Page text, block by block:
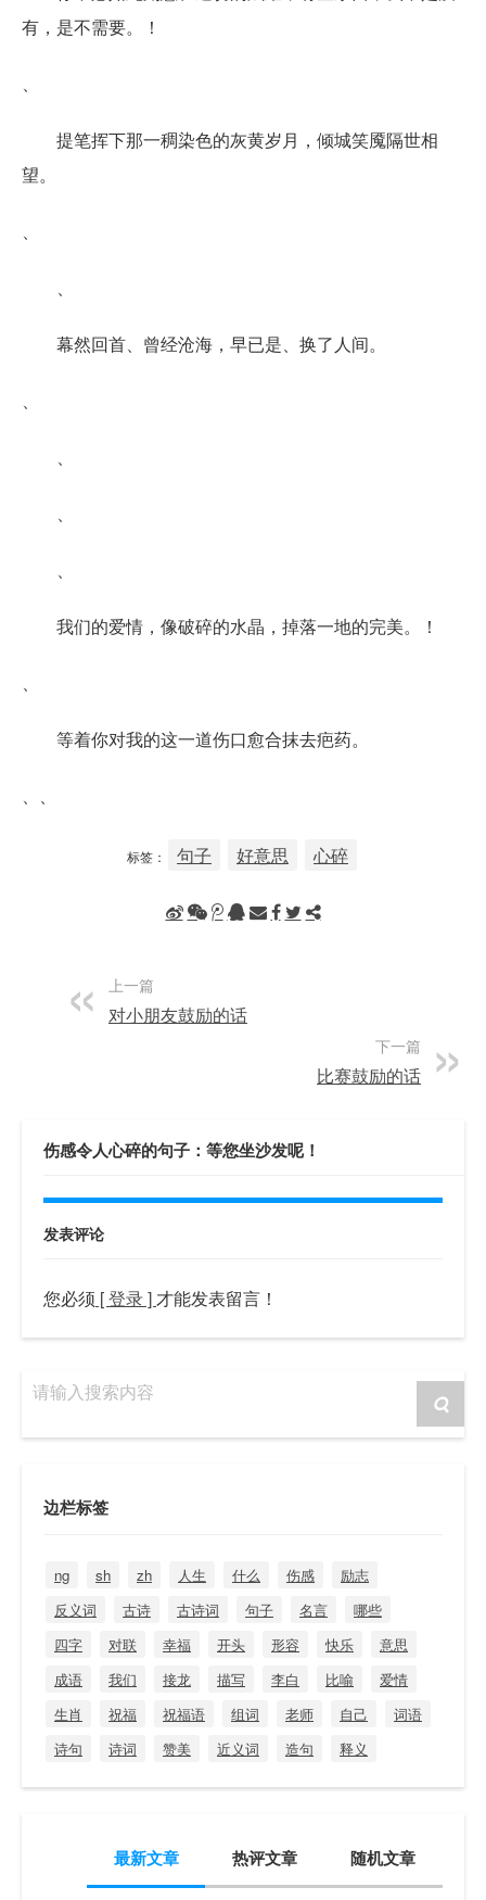
有，是不需要。！
提笔挥下那一稠染色的灰黄岁月，倾城笑魇隔世相
望。
幕然回首、曾经沧海，早已是、换了人间。
我们的爱情，像破碎的水晶，掉落一地的完美。！
等着你对我的这一道伤口愈合抹去疤药。
标签： 句子 好意思 心碎
上一篇
对小朋友鼓励的话
下一篇
比赛鼓励的话
伤感令人心碎的句子：等您坐沙发呢！
发表评论
您必须 [ 登录 ] 才能发表留言！
请输入搜索内容
边栏标签
ng sh zh 人生 什么 伤感
励志
反义词
古诗 古诗词 句子 名言
哪些
四字
对联 幸福 开头 形容 快乐
意思
成语
我们 接龙 描写 李白 比喻
爱情
生肖
祝福 祝福语 组词 老师 自己
词语
诗句
诗词 赞美 近义词 造句 释义
最新文章 热评文章 随机文章